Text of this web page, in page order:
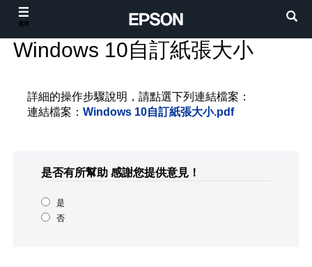
Windows 10自訂紙張大小
詳細的操作步驟說明，請點選下列連結檔案：
連結檔案： Windows 10自訂紙張大小.pdf
是否有所幫助 感謝您提供意見！
是
否